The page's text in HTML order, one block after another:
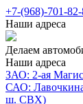
+7-(968)-701-82-
Наши адреса
Делаем
Наши адреса
ЗАО: 2-ая
САО: Лавочкина
ш. СВХ)